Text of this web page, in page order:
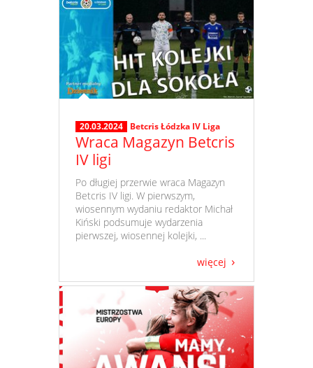
20.03.2024 Betcris Łódzka IV Liga
Wraca Magazyn Betcris
IV ligi
​ Po długiej przerwie wraca Magazyn
Betcris IV ligi. W pierwszym,
wiosennym wydaniu redaktor Michał
Kiński podsumuje wydarzenia
pierwszej, wiosennej kolejki, ...
więcej